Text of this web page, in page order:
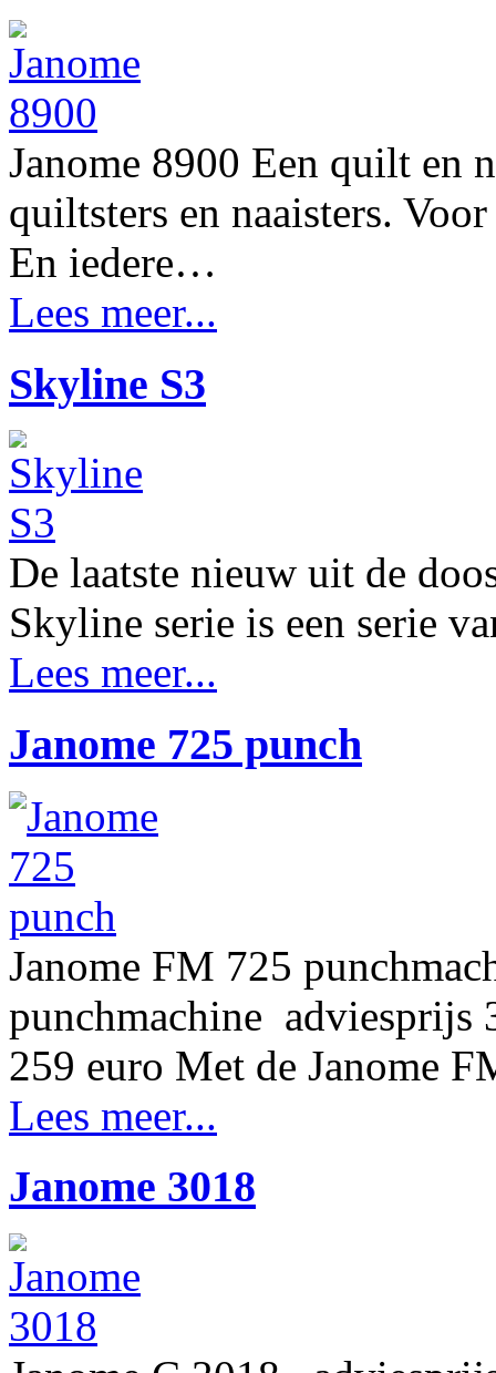
Janome 8900 Een quilt en
quiltsters en naaisters.
En iedere…
Lees meer...
Skyline S3
De laatste nieuw uit de
Skyline serie is een serie
Lees meer...
Janome 725 punch
Janome FM 725
punchmachine
259 euro Met de Janome
Lees meer...
Janome 3018